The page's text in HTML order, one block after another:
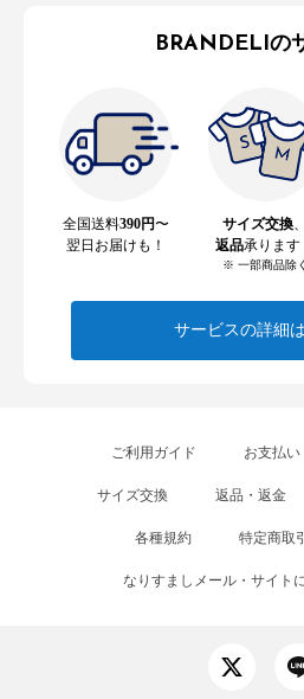
BRANDELIの
全国送料390円〜
翌日お届けも！
サイズ交換
返品承ります
※ 一部商品除く
サービスの詳細
ご利用ガイド お支払い
サイズ交換 返品・返金
各種規約 特定商取
なりすましメール・サイト